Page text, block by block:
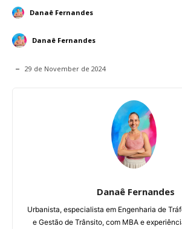
Danaê Fernandes
Danaê Fernandes
29 de November de 2024
Danaê Fernandes
Urbanista, especialista em Engenharia de
e Gestão de Trânsito, com MBA e